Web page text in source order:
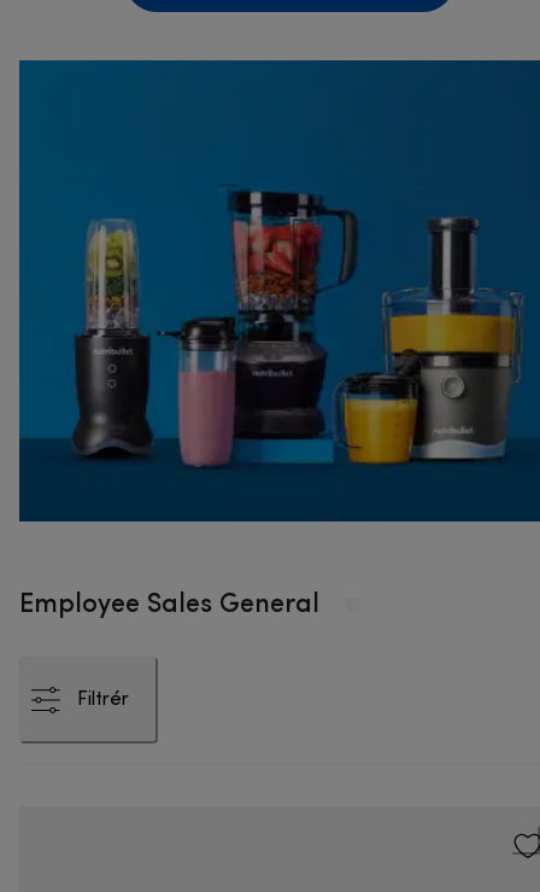
Employee Sales General
Filtrér